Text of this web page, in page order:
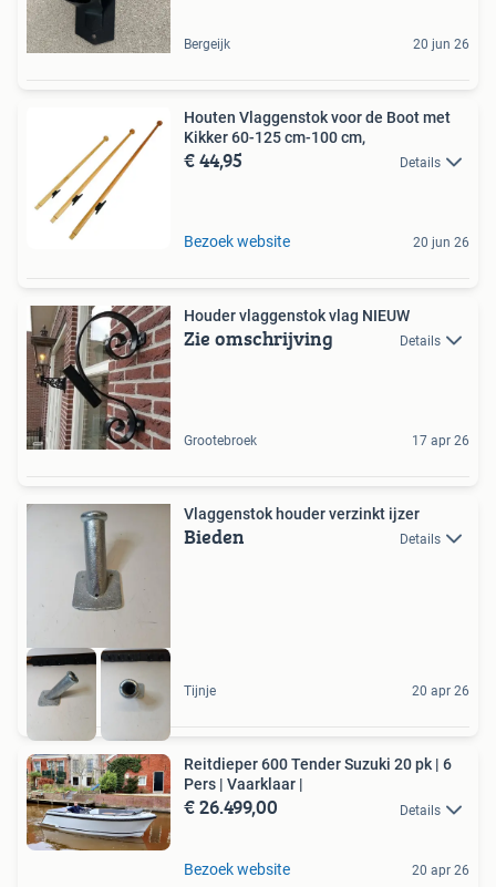
Bergeijk 20 jun 26
Houten Vlaggenstok voor de Boot met
Kikker 60-125 cm-100 cm,
€ 44,95 Details
Bezoek website 20 jun 26
Houder vlaggenstok vlag NIEUW
Zie omschrijving Details
Grootebroek 17 apr 26
Vlaggenstok houder verzinkt ijzer
Bieden Details
Tijnje 20 apr 26
Reitdieper 600 Tender Suzuki 20 pk | 6
Pers | Vaarklaar |
€ 26.499,00 Details
Bezoek website 20 apr 26